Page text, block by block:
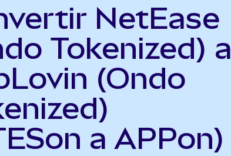
NetEase
Tokenized) a
(Ondo
a APPon)